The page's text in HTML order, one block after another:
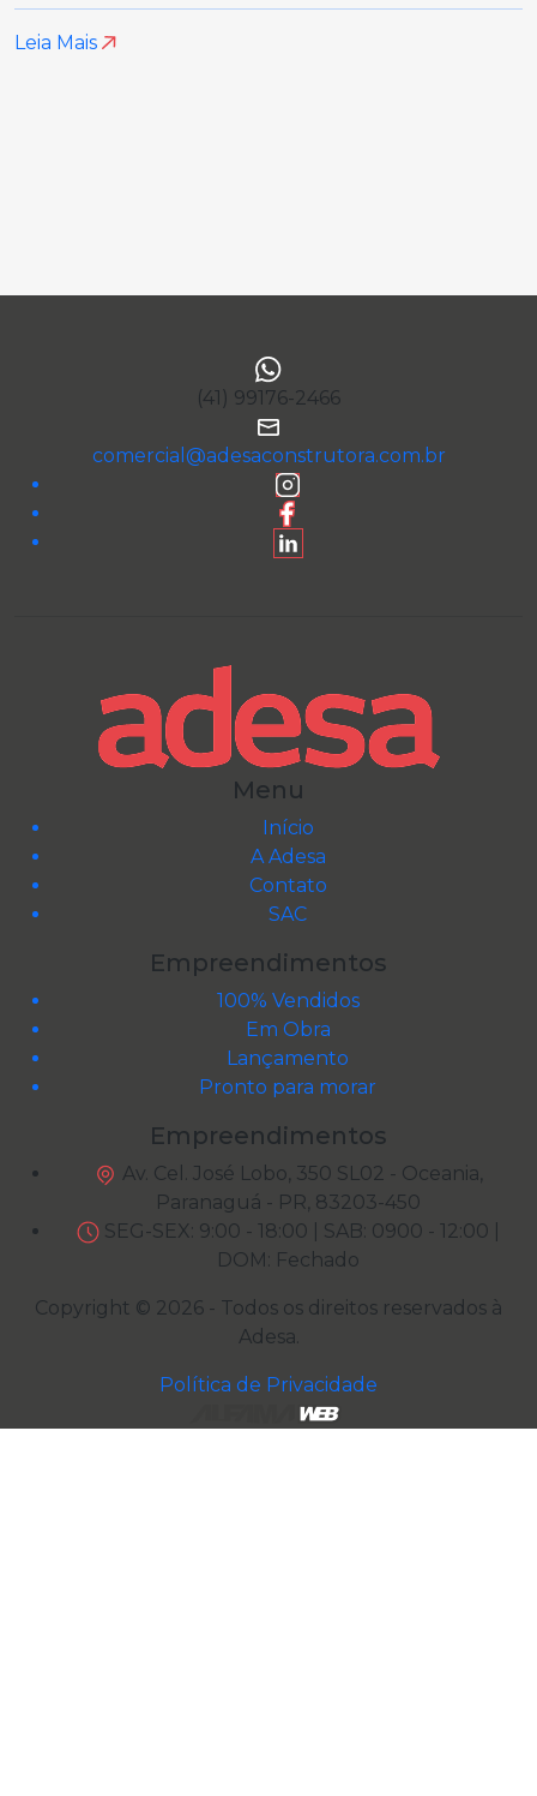
Leia Mais
(41) 99176-2466
comercial@adesaconstrutora.com.br
Menu
Início
A Adesa
Contato
SAC
Empreendimentos
100% Vendidos
Em Obra
Lançamento
Pronto para morar
Empreendimentos
Av. Cel. José Lobo, 350 SL02 - Oceania,
Paranaguá - PR, 83203-450
SEG-SEX: 9:00 - 18:00 | SAB: 0900 - 12:00 |
DOM: Fechado
Copyright © 2026 - Todos os direitos reservados à
Adesa.
Política de Privacidade